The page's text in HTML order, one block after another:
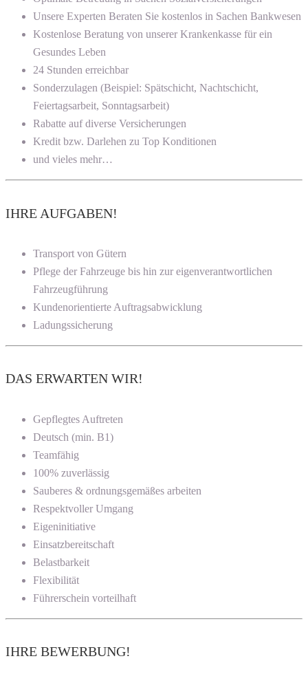
Unsere Experten Beraten Sie kostenlos in Sachen Bankwesen
Kostenlose Beratung von unserer Krankenkasse für ein
Gesundes Leben
24 Stunden erreichbar
Sonderzulagen (Beispiel: Spätschicht, Nachtschicht,
Feiertagsarbeit, Sonntagsarbeit)
Rabatte auf diverse Versicherungen
Kredit bzw. Darlehen zu Top Konditionen
und vieles mehr…
IHRE AUFGABEN!
Transport von Gütern
Pflege der Fahrzeuge bis hin zur eigenverantwortlichen
Fahrzeugführung
Kundenorientierte Auftragsabwicklung
Ladungssicherung
DAS ERWARTEN WIR!
Gepflegtes Auftreten
Deutsch (min. B1)
Teamfähig
100% zuverlässig
Sauberes & ordnungsgemäßes arbeiten
Respektvoller Umgang
Eigeninitiative
Einsatzbereitschaft
Belastbarkeit
Flexibilität
Führerschein vorteilhaft
IHRE BEWERBUNG!